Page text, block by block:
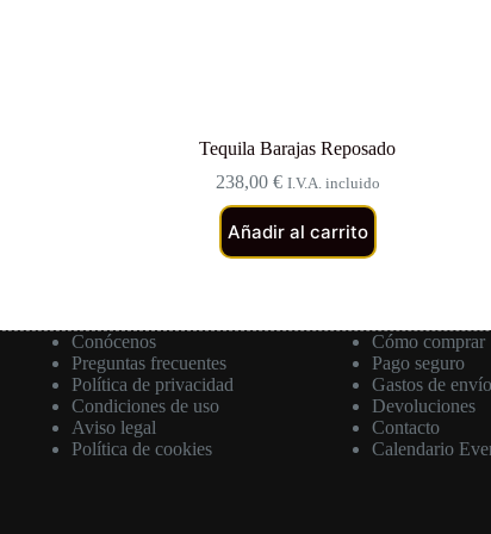
Tequila Barajas Reposado
238,00 € I.V.A. incluido
Añadir al carrito
Conócenos
Preguntas frecuentes
Política de privacidad
Condiciones de uso
Aviso legal
Política de cookies
Cómo comprar
Pago seguro
Gastos de envío
Devoluciones
Contacto
Calendario